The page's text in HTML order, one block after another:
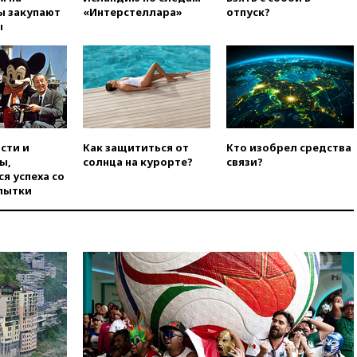
США стал Тодд Бланш
Геленджика закрыты из-за
опасности БПЛА
вчера, 13:03Испания ввела
погранконтроль для
итальянских туристов
вчера, 12:27 Возгорание на
Ильском НПЗ, вызванное
арестом Rolls-Royce блогера
вчера, 11:07При
столкновении катера и лодки
под Самарой погибли два
человека
вчера, 10:27 Движение по
трассе «Новороссия»
восстановлено
закупают
«Интерстеллара»
отпуск?
и
успеха со
Как защититься от
солнца на курорте?
Кто изобрел средства
связи?